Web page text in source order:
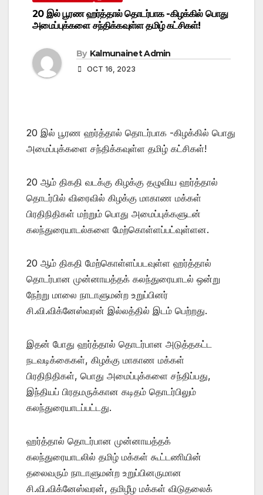
20 இல் பூரண ஹர்த்தால் தொடர்பாக -கிழக்கில் பொது
அமைப்புக்களை சந்திக்கவுள்ள தமிழ் கட்சிகள்!
By Kalmunainet Admin
OCT 16, 2023
20 இல் பூரண ஹர்த்தால் தொடர்பாக -கிழக்கில் பொது
அமைப்புக்களை சந்திக்கவுள்ள தமிழ் கட்சிகள்!
20 ஆம் திகதி வடக்கு கிழக்கு தழுவிய ஹர்த்தால்
தொடர்பில் விரைவில் கிழக்கு மாகாண மக்கள்
பிரதிநிதிகள் மற்றும் பொது அமைப்புக்களுடன்
கலந்துரையாடல்களை மேற்கொள்ளப்பட்வுள்ளன.
20 ஆம் திகதி மேற்கொள்ளப்படவுள்ள ஹர்த்தால்
தொடர்பான முன்னாயத்தக் கலந்துரையாடல் ஒன்று
நேற்று மாலை நாடாளுமன்ற உறுப்பினர்
சி.வி.விக்னேஸ்வரன் இல்லத்தில் இடம் பெற்றது.
இதன் போது ஹர்த்தால் தொடர்பான அடுத்தகட்ட
நடவடிக்கைகள், கிழக்கு மாகாண மக்கள்
பிரதிநிதிகள், பொது அமைப்புக்களை சந்திப்பது,
இந்தியப் பிரதமருக்கான கடிதம் தொடர்பிலும்
கலந்துரையாடப்பட்டது.
ஹர்த்தால் தொடர்பான முன்னாயத்தக்
கலந்துரையாடலில் தமிழ் மக்கள் கூட்டணியின்
தலைவரும் நாடாளுமன்ற உறுப்பினருமான
சி.வி.விக்னேஸ்வரன், தமிழீழ மக்கள் விடுதலைக்